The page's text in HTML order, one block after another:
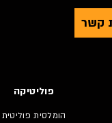
קשר
פוליטיקה
הומלסית פוליטית